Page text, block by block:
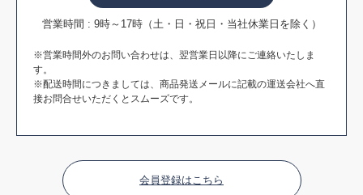
営業時間 : 9時～17時（土・日・祝日・当社休業日を除く）
※営業時間外のお問い合わせは、翌営業日以降にご連絡いたしま
す。
※配送時間につきましては、商品発送メールに記載の運送会社へ直
接お問合せいただくとスムーズです。
会員登録はこちら